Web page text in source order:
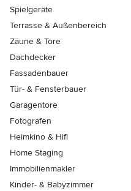
Spielgeräte
Terrasse & Außenbereich
Zäune & Tore
Dachdecker
Fassadenbauer
Tür- & Fensterbauer
Garagentore
Fotografen
Heimkino & Hifi
Home Staging
Immobilienmakler
Kinder- & Babyzimmer